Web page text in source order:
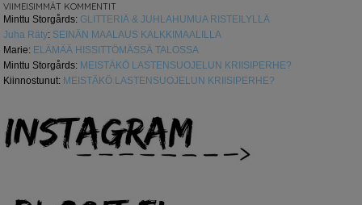
VIIMEISIMMÄT KOMMENTIT
Minttu Storgårds: GLITTERIÄ & JUHLAHUMUA RISTEILYLLÄ
Juha Räty: SEINÄN MAALAUS KALKKIMAALILLA
Marie: ELÄMÄÄ HISSITTÖMÄSSÄ TALOSSA
Minttu Storgårds: MEISTÄKÖ LASTENSUOJELUN KRIISIPERHE?
Kiinnostunut: MEISTÄKÖ LASTENSUOJELUN KRIISIPERHE?